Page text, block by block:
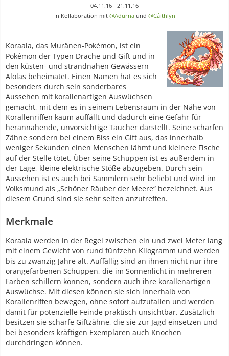
04.11.16 - 21.11.16
In Kollaboration mit @Adurnaund @Cáithlyn
Koraala, das Muränen-Pokémon, ist ein
Pokémon der Typen Drache und Gift und in
den küsten- und strandnahen Gewässern
Alolas beheimatet. Einen Namen hat es sich
besonders durch sein sonderbares
Aussehen mit korallenartigen Auswüchsen
gemacht, mit dem es in seinem Lebensraum in der Nähe von
Korallenriffen kaum auffällt und dadurch eine Gefahr für
herannahende, unvorsichtige Taucher darstellt. Seine scharfen
Zähne sondern bei einem Biss ein Gift aus, das innerhalb
weniger Sekunden einen Menschen lähmt und kleinere Fische
auf der Stelle tötet. Über seine Schuppen ist es außerdem in
der Lage, kleine elektrische Stöße abzugeben. Durch sein
Aussehen ist es auch bei Sammlern sehr beliebt und wird im
Volksmund als „Schöner Räuber der Meere“ bezeichnet. Aus
diesem Grund sind sie sehr selten anzutreffen.
Merkmale
Koraala werden in der Regel zwischen ein und zwei Meter lang
mit einem Gewicht von rund fünfzehn Kilogramm und werden
bis zu zwanzig Jahre alt. Auffällig sind an ihnen nicht nur ihre
orangefarbenen Schuppen, die im Sonnenlicht in mehreren
Farben schillern können, sondern auch ihre korallenartigen
Auswüchse. Mit diesen können sie sich innerhalb von
Korallenriffen bewegen, ohne sofort aufzufallen und werden
damit für potenzielle Feinde praktisch unsichtbar. Zusätzlich
besitzen sie scharfe Giftzähne, die sie zur Jagd einsetzen und
bei besonders kräftigen Exemplaren auch Knochen
durchdringen können.